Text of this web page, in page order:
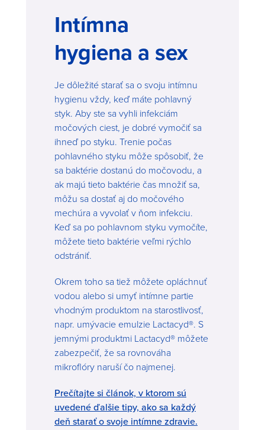
Intímna
hygiena a sex
Je dôležité starať sa o svoju intímnu
hygienu vždy, keď máte pohlavný
styk. Aby ste sa vyhli infekciám
močových ciest, je dobré vymočiť sa
ihneď po styku. Trenie počas
pohlavného styku môže spôsobiť, že
sa baktérie dostanú do močovodu, a
ak majú tieto baktérie čas množiť sa,
môžu sa dostať aj do močového
mechúra a vyvolať v ňom infekciu.
Keď sa po pohlavnom styku vymočíte,
môžete tieto baktérie veľmi rýchlo
odstrániť.
Okrem toho sa tiež môžete opláchnuť
vodou alebo si umyť intímne partie
vhodným produktom na starostlivosť,
napr. umývacie emulzie Lactacyd®. S
jemnými produktmi Lactacyd® môžete
zabezpečiť, že sa rovnováha
mikroflóry naruší čo najmenej.
Prečítajte si článok, v ktorom sú
uvedené ďalšie tipy, ako sa každý
deň starať o svoje intímne zdravie.